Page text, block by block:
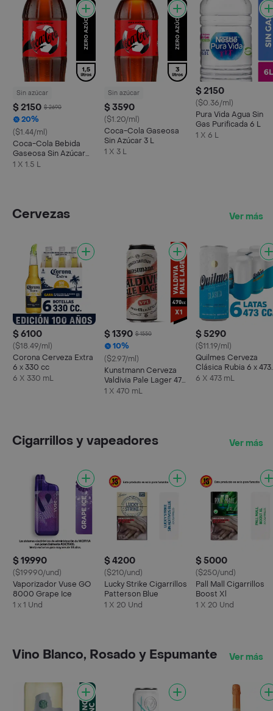
Sin azúcar
$ 2150 $ 2690
20%
($1.44/ml)
Coca-Cola Bebida
Gaseosa Sin Azúcar
1.5 L
1 X 1.5 L
Sin azúcar
$ 3590
($1.20/ml)
Coca-Cola Gaseosa
Sin Azúcar 3 L
1 X 3 L
$ 2150
($0.36/ml)
Pura Vida Agua Sin
Gas Purificada 6 L
1 X 6 L
Cervezas Ver más
$ 6100
($18.49/ml)
Corona Cerveza Extra
6 x 330 cc
6 X 330 mL
$ 1390 $ 1550
10%
($2.97/ml)
Kunstmann Cerveza
Valdivia Pale Lager 470
cc
1 X 470 mL
$ 5290
($11.19/ml)
Quilmes Cerveza
Clásica Rubia 6 x 473
cc
6 X 473 mL
Cigarrillos y vapeadores Ver más
$ 19.990
($19990/und)
Vaporizador Vuse GO
8000 Grape Ice
1 x 1 Und
$ 4200
($210/und)
Lucky Strike Cigarrillos
Patterson Blue
1 X 20 Und
$ 5000
($250/und)
Pall Mall Cigarrillos
Boost Xl
1 X 20 Und
Vino Blanco, Rosado y Espumante Ver más